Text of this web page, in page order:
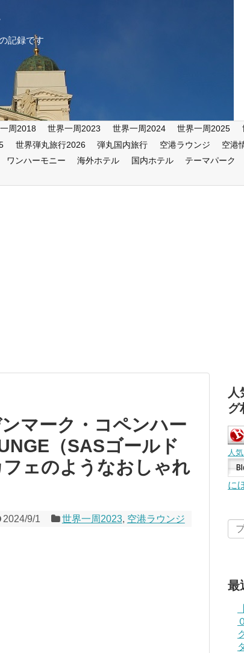
記録です
周2018 世界一周2023 世界一周2024 世界一周2025
世界弾丸旅行2026 弾丸国内旅行 空港ラウンジ 空港
ワンハーモニー 海外ホテル 国内ホテル テーマパーク
マーク・コペンハー
（SASゴールド
ェのようなおしゃれ
2024/9/1 世界一周2023, 空港ラウンジ
グ
人
に
最